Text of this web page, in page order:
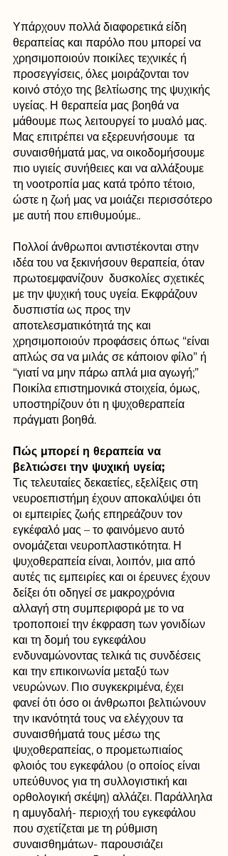
Υπάρχουν πολλά διαφορετικά είδη
θεραπείας και παρόλο που μπορεί να
χρησιμοποιούν ποικίλες τεχνικές ή
προσεγγίσεις, όλες μοιράζονται τον
κοινό στόχο της βελτίωσης της ψυχικής
υγείας. Η θεραπεία μας βοηθά να
μάθουμε πως λειτουργεί το μυαλό μας.
Μας επιτρέπει να εξερευνήσουμε  τα
συναισθήματά μας, να οικοδομήσουμε
πιο υγιείς συνήθειες και να αλλάξουμε
τη νοοτροπία μας κατά τρόπο τέτοιο,
ώστε η ζωή μας να μοιάζει περισσότερο
με αυτή που επιθυμούμε..
Πολλοί άνθρωποι αντιστέκονται στην
ιδέα του να ξεκινήσουν θεραπεία, όταν
πρωτοεμφανίζουν  δυσκολίες σχετικές
με την ψυχική τους υγεία. Εκφράζουν
δυσπιστία ως προς την
αποτελεσματικότητά της και
χρησιμοποιούν προφάσεις όπως “είναι
απλώς σα να μιλάς σε κάποιον φίλο” ή
“γιατί να μην πάρω απλά μια αγωγή;”
Ποικίλα επιστημονικά στοιχεία, όμως,
υποστηρίζουν ότι η ψυχοθεραπεία
πράγματι βοηθά.
Πώς μπορεί η θεραπεία να
βελτιώσει την ψυχική υγεία;
Τις τελευταίες δεκαετίες, εξελίξεις στη
νευροεπιστήμη έχουν αποκαλύψει ότι
οι εμπειρίες ζωής επηρεάζουν τον
εγκέφαλό μας – το φαινόμενο αυτό
ονομάζεται νευροπλαστικότητα. Η
ψυχοθεραπεία είναι, λοιπόν, μια από
αυτές τις εμπειρίες και οι έρευνες έχουν
δείξει ότι οδηγεί σε μακροχρόνια
αλλαγή στη συμπεριφορά με το να
τροποποιεί την έκφραση των γονιδίων
και τη δομή του εγκεφάλου
ενδυναμώνοντας τελικά τις συνδέσεις
και την επικοινωνία μεταξύ των
νευρώνων. Πιο συγκεκριμένα, έχει
φανεί ότι όσο οι άνθρωποι βελτιώνουν
την ικανότητά τους να ελέγχουν τα
συναισθήματά τους μέσω της
ψυχοθεραπείας, ο προμετωπιαίος
φλοιός του εγκεφάλου (ο οποίος είναι
υπεύθυνος για τη συλλογιστική και
ορθολογική σκέψη) αλλάζει. Παράλληλα
η αμυγδαλή- περιοχή του εγκεφάλου
που σχετίζεται με τη ρύθμιση
συναισθημάτων- παρουσιάζει